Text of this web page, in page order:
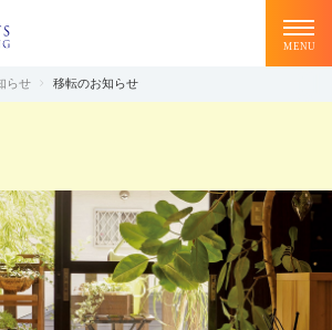
らせ 移転のお知らせ
CLOSE